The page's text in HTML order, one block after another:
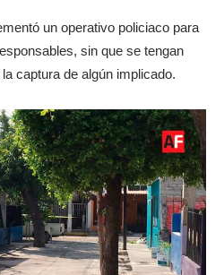
un operativo policiaco para
sin que se tengan
captura de algún implicado.